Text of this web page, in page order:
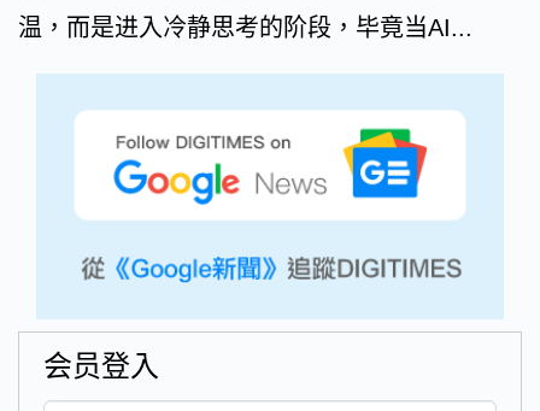
温，而是进入冷静思考的阶段，毕竟当AI...
会员登入